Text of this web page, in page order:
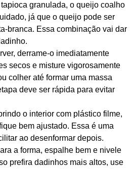
granulada, o queijo coalho
já que o queijo pode ser
branca. Essa combinação vai dar
derrame-o imediatamente
secos e misture vigorosamente
colher até formar uma massa
deve ser rápida para evitar
o interior com plástico filme,
bem ajustado. Essa é uma
ao desenformar depois.
a forma, espalhe bem e nivele
prefira dadinhos mais altos, use